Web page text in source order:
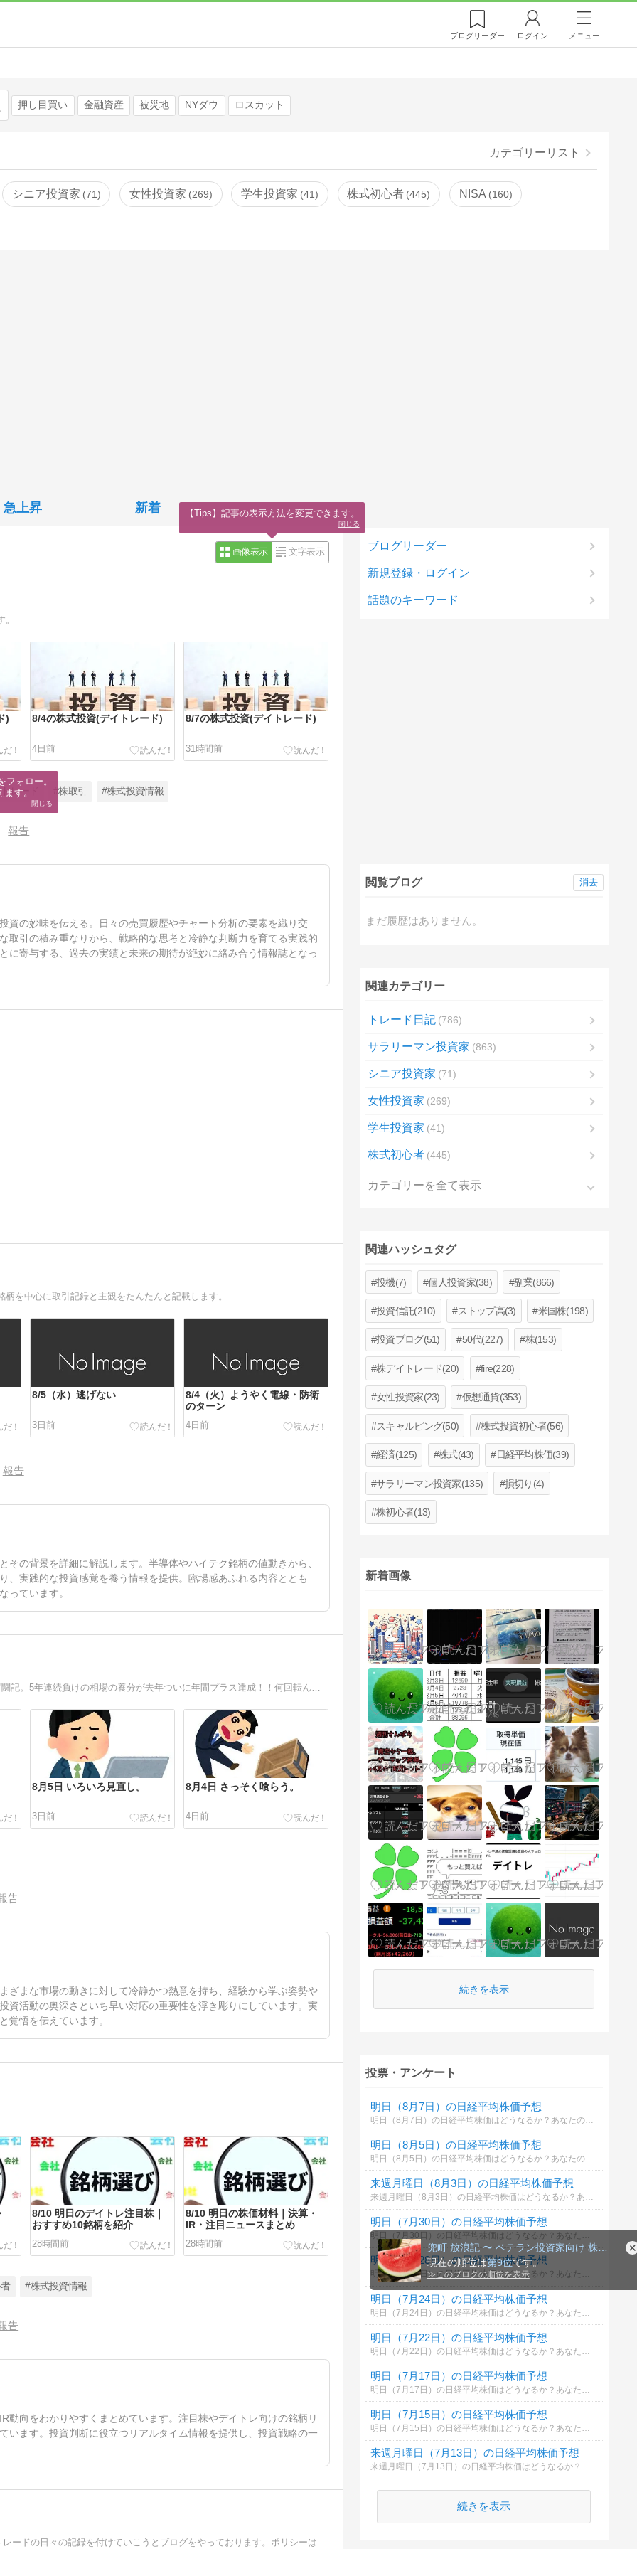
順位
ブログリーダー ログイン メニュー
押し目買い 金融資産 被災地 NYダウ ロスカット
カテゴリーリスト
シニア投資家 71 女性投資家 269 学生投資家 41 株式初心者 445 NISA 160
急上昇 新着
画像表示 文字表示
) 8/4の株式投資(デイトレード)
4日前
8/7の株式投資(デイトレード)
31時間前
レード #株取引 #株式投資情報
報告
資の妙味を伝える。日々の売買履歴やチャート分析の要素を織り交
取引の積み重なりから、戦略的な思考と冷静な判断力を育てる実践的
に寄与する、過去の実績と未来の期待が絶妙に絡み合う情報誌となっ
を中心に取引記録と主観をたんたんと記載します。
8/5（水）逃げない
3日前
8/4（火）ようやく電線・防衛
のターン
4日前
報告
の背景を詳細に解説します。半導体やハイテク銘柄の値動きから、
、実践的な投資感覚を養う情報を提供。臨場感あふれる内容ととも
っています。
8月5日 いろいろ見直し。
3日前
8月4日 さっそく喰らう。
4日前
告
ざまな市場の動きに対して冷静かつ熱意を持ち、経験から学ぶ姿勢や
資活動の奥深さといち早い対応の重要性を浮き彫りにしています。実
覚悟を伝えています。
8/10 明日のデイトレ注目株｜
おすすめ10銘柄を紹介
28時間前
8/10 明日の株価材料｜決算・
IR・注目ニュースまとめ
28時間前
#株式投資情報
告
向をわかりやすくまとめています。注目株やデイトレ向けの銘柄リ
います。投資判断に役立つリアルタイム情報を提供し、投資戦略の一
ブログリーダー
新規登録・ログイン
話題のキーワード
閲覧ブログ
まだ履歴はありません。
消去
関連カテゴリー
トレード日記 786
サラリーマン投資家 863
シニア投資家 71
女性投資家 269
学生投資家 41
株式初心者 445
カテゴリーを全て表示
関連ハッシュタグ
投機(7) 個人投資家(38) 副業(866)
投資信託(210) ストップ高(3) 米国株(198)
投資ブログ(51) 50代(227) 株(153)
株デイトレード(20) fire(228)
女性投資家(23) 仮想通貨(353)
スキャルピング(50) 株式投資初心者(56)
経済(125) 株式(43) 日経平均株価(39)
サラリーマン投資家(135) 損切り(4)
株初心者(13)
新着画像
続きを表示
投票・アンケート
明日（8月7日）の日経平均株価予想
明日（8月5日）の日経平均株価予想
来週月曜日（8月3日）の日経平均株価予想
来週月曜日（8月3日）の日経平均株価はどうなるか？あなたの御意見を聞かせて下さい。勿論希望や勘でもかまいません。見るだけもＯＫ！
明日（7月30日）の日経平均株価予想
明日（7月30日）の日経平均株価はどうなるか？あなたの御意見を聞かせて下さい。勿論希望や勘でもかまいません。見るだけもＯＫ！
明日（7月28日）の日経平均株価予想
明日（7月28日）の日経平均株価はどうなるか？あなたの御意見を聞かせて下さい。勿論希望や勘でもかまいません。見るだけもＯＫ！
明日（7月24日）の日経平均株価予想
明日（7月22日）の日経平均株価予想
明日（7月17日）の日経平均株価予想
明日（7月17日）の日経平均株価はどうなるか？あなたの御意見を聞かせて下さい。勿論希望や勘でもかまいません。見るだけもＯＫ！
明日（7月15日）の日経平均株価予想
明日（7月15日）の日経平均株価はどうなるか？あなたの御意見を聞かせて下さい。勿論希望や勘でもかまいません。見るだけもＯＫ！
来週月曜日（7月13日）の日経平均株価予想
来週月曜日（7月13日）の日経平均株価はどうなるか？あなたの御意見を聞かせて下さい。勿論希望や勘でもかまいません。見るだけもＯＫ！
続きを表示
フォロー。
す。
閉じる
【Tips】記事の表示方法を変更できます。
閉じる